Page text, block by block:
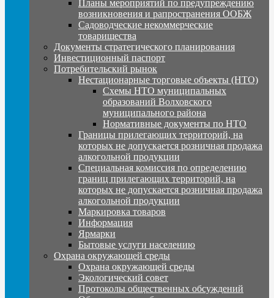
Планы мероприятий по предупреждению
возникновения и рапространения ООБЖ
Садоводческие некоммерческие
товарищества
Документы стратегического планирования
Инвестиционный паспорт
Потребительский рынок
Нестационарные торговые объекты (НТО)
Схемы НТО муниципальных
образований Волховского
муниципального района
Нормативные документы по НТО
Границы прилегающих территорий, на
которых не допускается розничная продажа
алкогольной продукции
Специальная комиссия по определению
границ прилегающих территорий, на
которых не допускается розничная продажа
алкогольной продукции
Маркировка товаров
Информация
Ярмарки
Бытовые услуги населению
Охрана окружающей среды
Охрана окружающей среды
Экологический совет
Протоколы общественных обсуждений